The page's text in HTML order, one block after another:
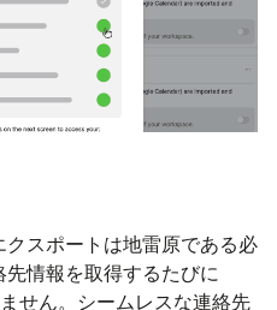
スポートは地雷原である必
情報を取得するたびに
せん。シームレスな連絡先